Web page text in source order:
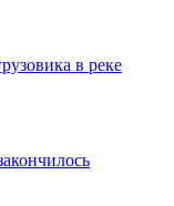
в реке